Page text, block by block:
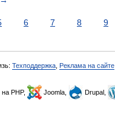
6 7 8 9
Техподдержка Реклама на сайте
на PHP, Joomla, Drupal,